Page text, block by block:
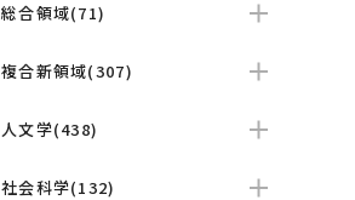
総合領域(71)
複合新領域(307)
人文学(438)
社会科学(132)